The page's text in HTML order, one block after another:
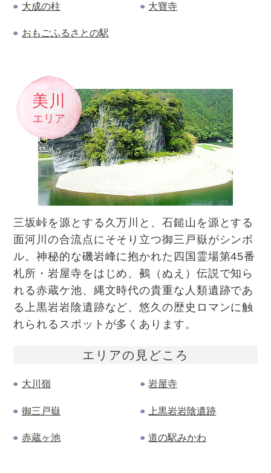
大成の柱 大寶寺
おもごふるさとの駅
美川
エリア
三坂峠を源とする久万川と、石鎚山を源とする
面河川の合流点にそそり立つ御三戸嶽がシンボ
ル。神秘的な磯岩峰に抱かれた四国霊場第45番
札所・岩屋寺をはじめ、鵺（ぬえ）伝説で知ら
れる赤蔵ケ池、縄文時代の貴重な人類遺跡であ
る上黒岩岩陰遺跡など、悠久の歴史ロマンに触
れられるスポットが多くあります。
エリアの 見どころ
大川嶺 岩屋寺
御三戸嶽 上黒岩岩陰遺跡
赤蔵ヶ池 道の駅みかわ